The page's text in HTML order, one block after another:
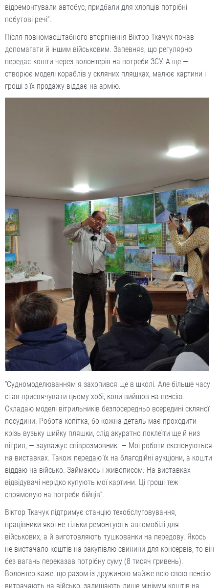
відремонтували автобус, придбали для хлопців потрібні
побутові речі”.
Після повномасштабного вторгнення Віктор Ткачук почав
допомагати й іншим військовим. Запевняє, що регулярно
передає кошти через волонтерів на потреби ЗСУ. А ще —
створює моделі кораблів у скляних пляшках, малює картини і
гроші з їх продажу віддає на армію.
“Судномоделюванням я захопився ще в школі. Але більше часу
став присвячувати цьому хобі, коли вийшов на пенсію.
Складаю моделі вітрильників безпосередньо всередині скляної
посудини. Робота копітка, бо кожна деталь має проходити
крізь вузьку шийку пляшки, слід акуратно поклеїти ще й низ
вітрил, — зауважує співрозмовник. — Мої роботи експонуються
на виставках. Також передаю їх на благодійні аукціони, а кошти
віддаю на військо. Займаюсь і живописом. На виставках
відвідувачі нерідко купують мої картини. Ці гроші теж
спрямовую на потреби бійців”.
Віктор Ткачук підтримує станцію техобслуговування,
працівники якої не тільки ремонтують автомобілі для
військових, а й виготовляють тушкованки на передову. Якось
не вистачало коштів на закупівлю свинини для консервів, то він
без вагань переказав потрібну суму (8 тисяч гривень).
Волонтер каже, що разом із дружиною майже всю свою пенсію
витрачають на військо, залишають лише мінімум коштів на